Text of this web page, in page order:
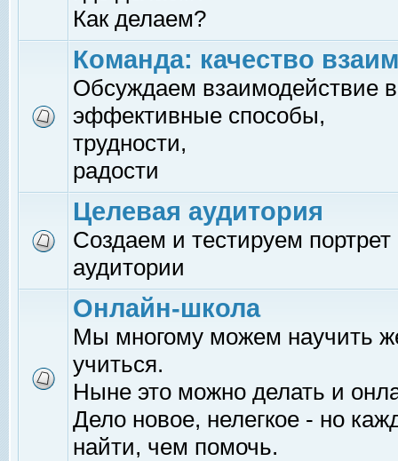
Как делаем?
Команда: качество
Обсуждаем взаимодействие
эффективные способы,
трудности,
радости
Целевая аудитория
Создаем и тестируем
аудитории
Онлайн-школа
Мы многому можем научить
учиться.
Ныне это можно делать и
Дело новое, нелегкое - но
найти, чем помочь.